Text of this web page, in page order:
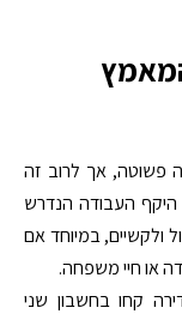
פשוטה, אך לרוב זה
היקף העבודה הנדרש
ולקשיים, במיוחד אם
או חיי משפחה.
קחו בחשבון שני